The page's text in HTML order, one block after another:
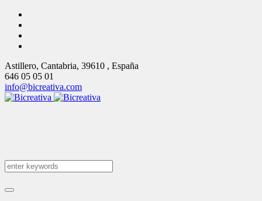
Astillero, Cantabria, 39610 , España
646 05 05 01
info@bicreativa.com